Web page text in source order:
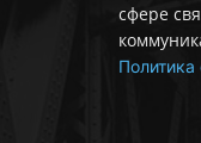
сфере